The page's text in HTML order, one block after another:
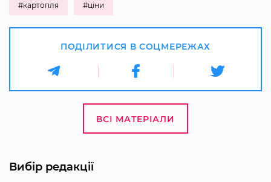
#картопля #ціни
ПОДІЛИТИСЯ В СОЦМЕРЕЖАХ
ВСІ МАТЕРІАЛИ
Вибір редакції